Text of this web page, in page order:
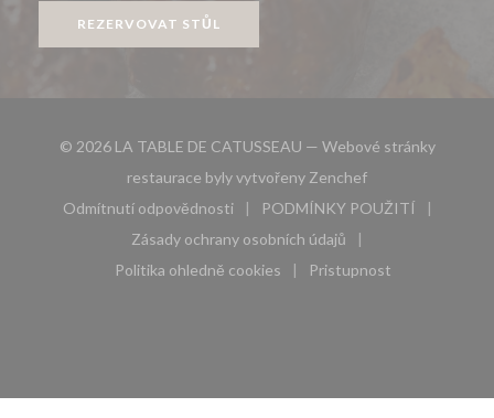
REZERVOVAT STŮL
© 2026 LA TABLE DE CATUSSEAU — Webové stránky
restaurace byly vytvořeny Zenchef((otevře se v
Odmítnutí odpovědnosti
((otevře se v novém okně))
PODMÍNKY POUŽITÍ
((otevře se v novém
Zásady ochrany osobních údajů
((otevře se v novém okně))
Politika ohledně cookies
((otevře se v novém okně))
Pristupnost
((otevře se v novém